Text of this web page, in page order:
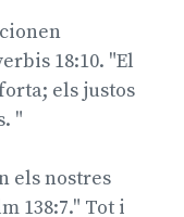
18:10. "El
els justos
"
els nostres
138:7." Tot i